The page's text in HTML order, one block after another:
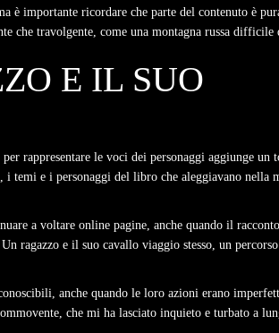
importante ricordare che parte del contenuto è
che travolgente, come una montagna russa difficile
E IL SUO
rappresentare le voci dei personaggi aggiunge un
temi e i personaggi del libro che aleggiavano nella
a voltare online pagine, anche quando il
ragazzo e il suo cavallo viaggio stesso, un
anche quando le loro azioni erano
che mi ha lasciato inquieto e turbato a